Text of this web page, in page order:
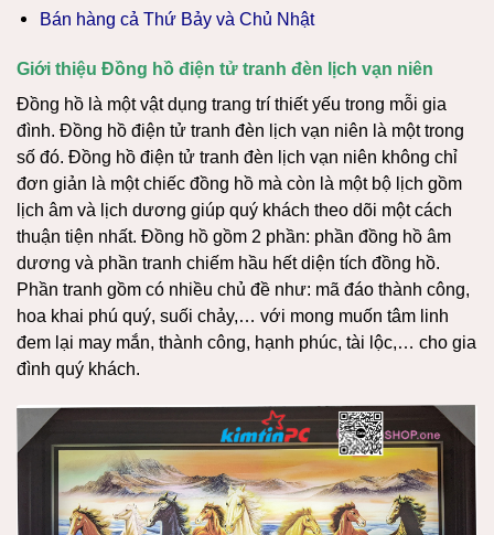
Bán hàng cả Thứ Bảy và Chủ Nhật
Giới thiệu Đồng hồ điện tử tranh đèn lịch vạn niên
Đồng hồ là một vật dụng trang trí thiết yếu trong mỗi gia
đình. Đồng hồ điện tử tranh đèn lịch vạn niên là một trong
số đó. Đồng hồ điện tử tranh đèn lịch vạn niên không chỉ
đơn giản là một chiếc đồng hồ mà còn là một bộ lịch gồm
lịch âm và lịch dương giúp quý khách theo dõi một cách
thuận tiện nhất. Đồng hồ gồm 2 phần: phần đồng hồ âm
dương và phần tranh chiếm hầu hết diện tích đồng hồ.
Phần tranh gồm có nhiều chủ đề như: mã đáo thành công,
hoa khai phú quý, suối chảy,… với mong muốn tâm linh
đem lại may mắn, thành công, hạnh phúc, tài lộc,… cho gia
đình quý khách.